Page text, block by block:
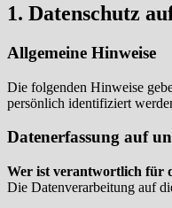
1. Datenschutz
Allgemeine Hinweise
Die folgenden Hinweise
persönlich identifiziert
Datenerfassung auf
Wer ist verantwortlich für
Die Datenverarbeitung auf